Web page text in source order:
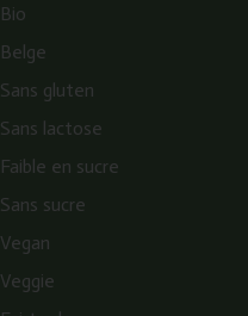
Bio
Belge
Sans gluten
Sans lactose
Faible en sucre
Sans sucre
Vegan
Veggie